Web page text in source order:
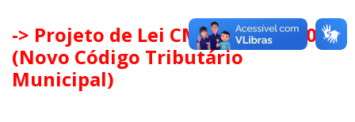
-> Projeto de Lei CMPT nº 019/2025
(Novo Código Tributário
Municipal)